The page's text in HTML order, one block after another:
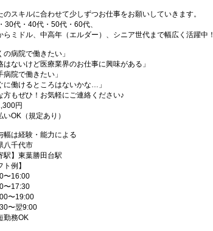
のスキルに合わせて少しずつお仕事をお願いしていきます。
30代・40代・50代・60代、
らミドル、中高年（エルダー）、シニア世代まで幅広く活躍中！
の病院で働きたい」
はないけど医療業界のお仕事に興味がある」
病院で働きたい」
に働けるところはないかな…」
方もぜひ！お気軽にご連絡ください♪
円
OK（規定あり）
は経験・能力による
八千代市
駅】東葉勝田台駅
ト例】
〜16:00
〜17:30
〜19:00
〜翌9:00
勤務OK